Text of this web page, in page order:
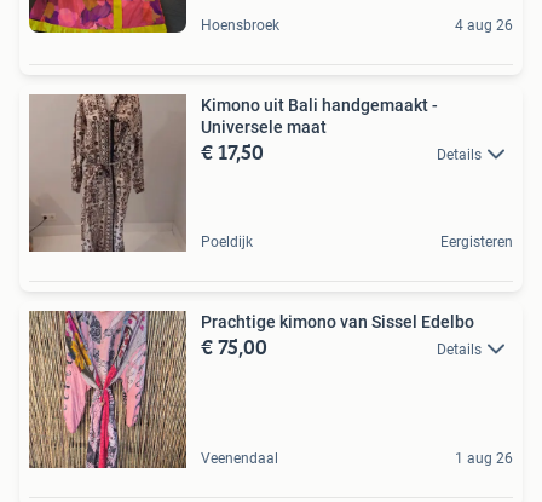
Hoensbroek 4 aug 26
Kimono uit Bali handgemaakt -
Universele maat
€ 17,50 Details
Poeldijk Eergisteren
Prachtige kimono van Sissel Edelbo
€ 75,00 Details
Veenendaal 1 aug 26